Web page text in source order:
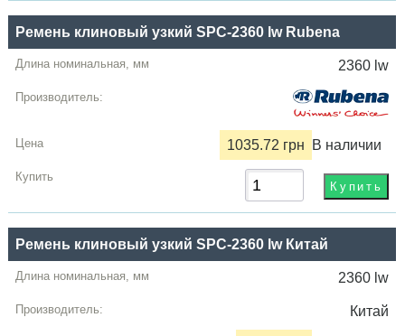
Ремень клиновый узкий SPC-2360 lw Rubena
2360 lw
1035.72 грн В наличии
Ремень клиновый узкий SPC-2360 lw Китай
2360 lw
Китай